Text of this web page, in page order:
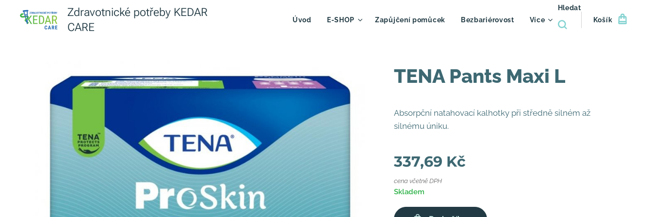
Zdravotnické potřeby KEDAR
CARE
Úvod E-SHOP Zapůjčení pomůcek Bezbariérovost Více
Hledat
Košík
TENA Pants Maxi L
Absorpční natahovací kalhotky při středně silném až
silnému úniku.
337,69 Kč
cena včetně DPH
Skladem